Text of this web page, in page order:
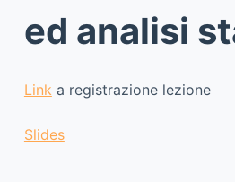
ed analisi
Linka registrazione lezione
Slides